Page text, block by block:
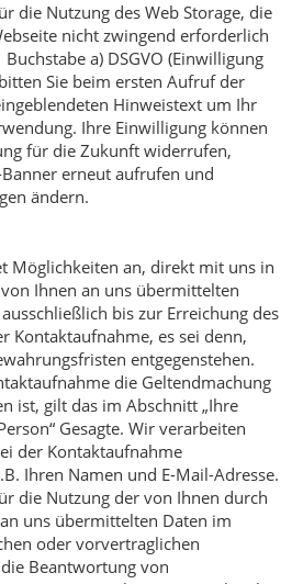
die Nutzung des Web Storage, die
nicht zwingend erforderlich
a) DSGVO (Einwilligung
Sie beim ersten Aufruf der
Hinweistext um Ihr
Ihre Einwilligung können
für die Zukunft widerrufen,
erneut aufrufen und
ändern.
Möglichkeiten an, direkt mit uns in
Ihnen an uns übermittelten
bis zur Erreichung des
Kontaktaufnahme, es sei denn,
entgegenstehen.
die Geltendmachung
ist, gilt das im Abschnitt „Ihre
Gesagte. Wir verarbeiten
der Kontaktaufnahme
Ihren Namen und E-Mail-Adresse.
die Nutzung der von Ihnen durch
uns übermittelten Daten im
oder vorvertraglichen
Beantwortung von